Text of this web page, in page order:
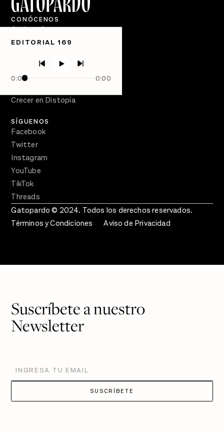
EDITORIAL 169
0:00 0:00
CONÓCENOS
Quiénes Somos
Directorio
PÓDCASTS
Semanario Gatopardo
Crecer en Distopía
SÍGUENOS
Facebook
Twitter
Instagram
YouTube
TikTok
Threads
Gatopardo © 2024. Todos los derechos reservados.
Términos y Condiciones
Aviso de Privacidad
Suscríbete a nuestro
Newsletter